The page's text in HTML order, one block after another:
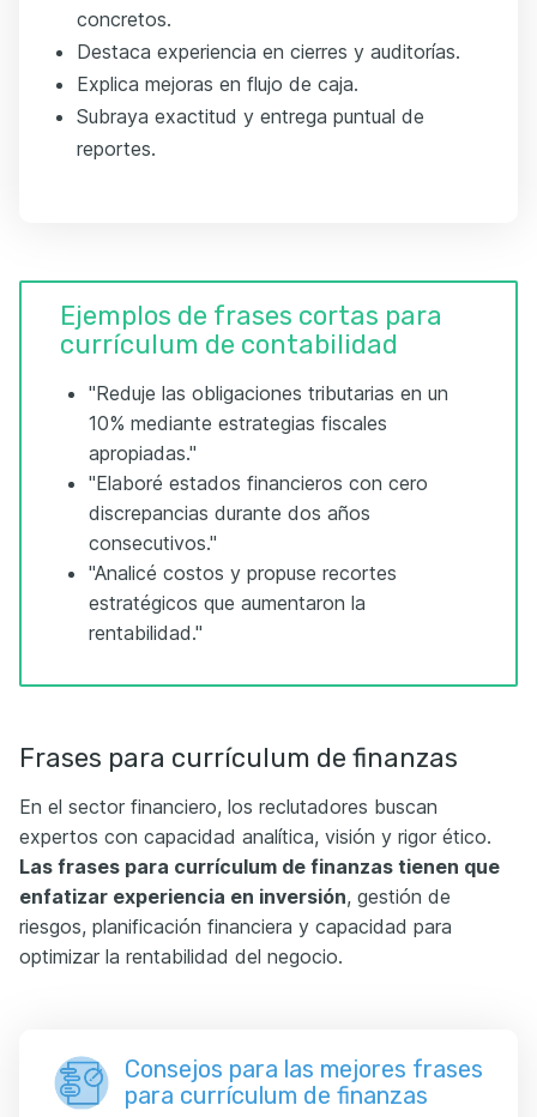
concretos.
Destaca experiencia en cierres y auditorías.
Explica mejoras en flujo de caja.
Subraya exactitud y entrega puntual de
reportes.
Ejemplos de frases cortas para
currículum de contabilidad
"Reduje las obligaciones tributarias en un
10% mediante estrategias fiscales
apropiadas."
"Elaboré estados financieros con cero
discrepancias durante dos años
consecutivos."
"Analicé costos y propuse recortes
estratégicos que aumentaron la
rentabilidad."
Frases para currículum de finanzas
En el sector financiero, los reclutadores buscan
expertos con capacidad analítica, visión y rigor ético.
Las frases para currículum de finanzas tienen que
enfatizar experiencia en inversión, gestión de
riesgos, planificación financiera y capacidad para
optimizar la rentabilidad del negocio.
Consejos para las mejores frases
para currículum de finanzas